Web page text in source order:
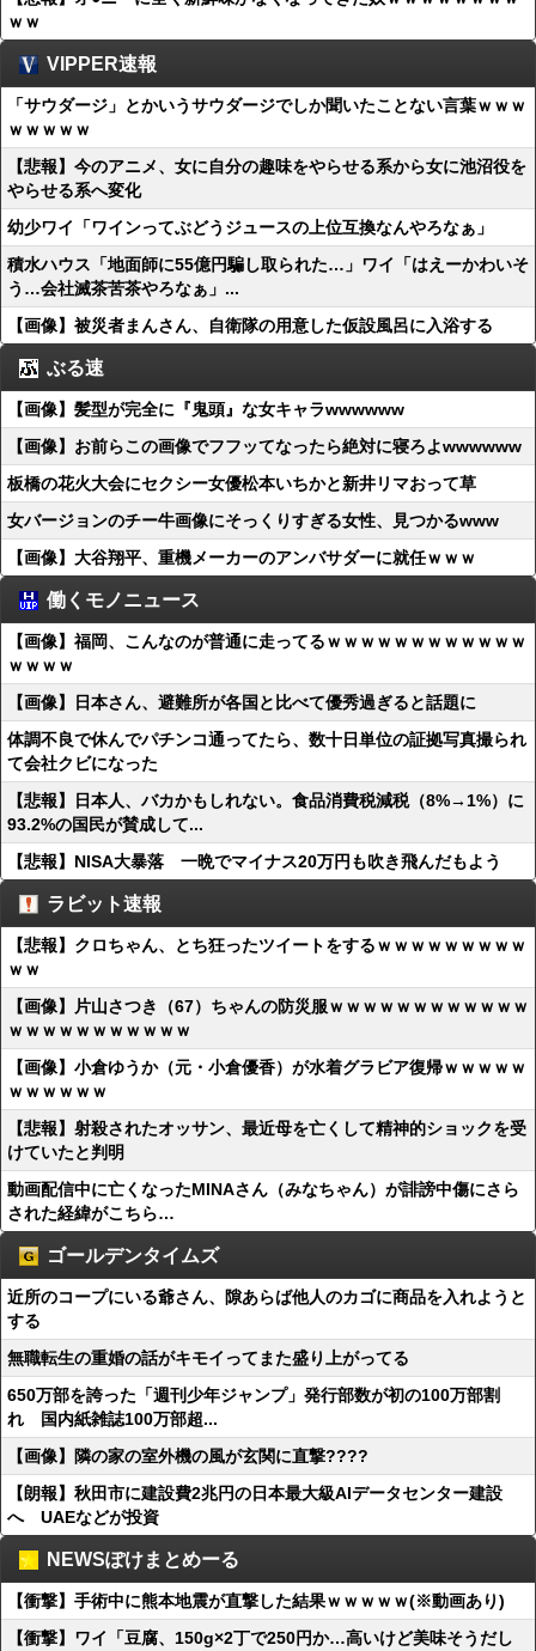
ｗｗ
VIPPER速報
「サウダージ」とかいうサウダージでしか聞いたことない言葉ｗｗｗ
ｗｗｗｗｗ
【悲報】今のアニメ、女に自分の趣味をやらせる系から女に池沼役を
やらせる系へ変化
幼少ワイ「ワインってぶどうジュースの上位互換なんやろなぁ」
積水ハウス「地面師に55億円騙し取られた…」ワイ「はえーかわいそ
う…会社滅茶苦茶やろなぁ」...
【画像】被災者まんさん、自衛隊の用意した仮設風呂に入浴する
ぶる速
【画像】髪型が完全に『鬼頭』な女キャラwwwwww
【画像】お前らこの画像でフフッてなったら絶対に寝ろよwwwwww
板橋の花火大会にセクシー女優松本いちかと新井リマおって草
女バージョンのチー牛画像にそっくりすぎる女性、見つかるwww
【画像】大谷翔平、重機メーカーのアンバサダーに就任ｗｗｗ
働くモノニュース
【画像】福岡、こんなのが普通に走ってるｗｗｗｗｗｗｗｗｗｗｗｗ
ｗｗｗｗ
【画像】日本さん、避難所が各国と比べて優秀過ぎると話題に
体調不良で休んでパチンコ通ってたら、数十日単位の証拠写真撮られ
て会社クビになった
【悲報】日本人、バカかもしれない。食品消費税減税（8%→1%）に
93.2%の国民が賛成して...
【悲報】NISA大暴落 一晩でマイナス20万円も吹き飛んだもよう
ラビット速報
【悲報】クロちゃん、とち狂ったツイートをするｗｗｗｗｗｗｗｗｗ
ｗｗ
【画像】片山さつき（67）ちゃんの防災服ｗｗｗｗｗｗｗｗｗｗｗｗ
ｗｗｗｗｗｗｗｗｗｗｗ
【画像】小倉ゆうか（元・小倉優香）が水着グラビア復帰ｗｗｗｗｗ
ｗｗｗｗｗｗ
【悲報】射殺されたオッサン、最近母を亡くして精神的ショックを受
けていたと判明
動画配信中に亡くなったMINAさん（みなちゃん）が誹謗中傷にさら
された経緯がこちら…
ゴールデンタイムズ
近所のコープにいる爺さん、隙あらば他人のカゴに商品を入れようと
する
無職転生の重婚の話がキモイってまた盛り上がってる
650万部を誇った「週刊少年ジャンプ」発行部数が初の100万部割
れ 国内紙雑誌100万部超...
【画像】隣の家の室外機の風が玄関に直撃????
【朗報】秋田市に建設費2兆円の日本最大級AIデータセンター建設
へ UAEなどが投資
NEWSぽけまとめーる
【衝撃】手術中に熊本地震が直撃した結果ｗｗｗｗｗ(※動画あり)
【衝撃】ワイ「豆腐、150g×2丁で250円か…高いけど美味そうだし